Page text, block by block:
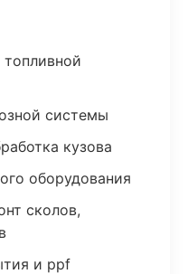
системы
кузова
оборудования
сколов,
и ppf